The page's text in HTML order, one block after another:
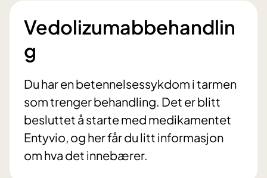
Vedolizumabbehandlin
g
Du har en betennelsessykdom i tarmen
som trenger behandling. Det er blitt
besluttet å starte med medikamentet
Entyvio, og her får du litt informasjon
om hva det innebærer.